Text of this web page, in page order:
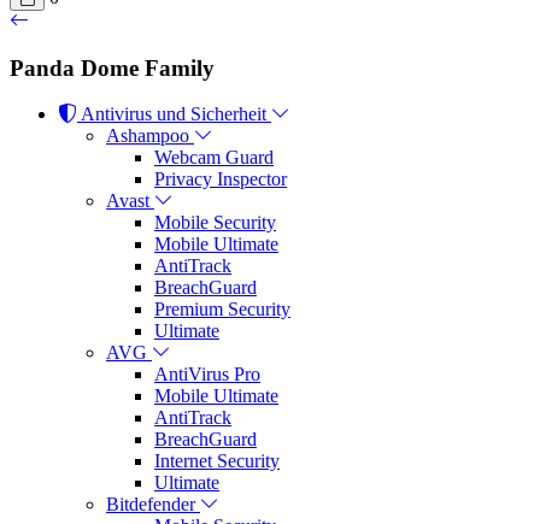
Panda Dome Family
Antivirus und Sicherheit
Ashampoo
Webcam Guard
Privacy Inspector
Avast
Mobile Security
Mobile Ultimate
AntiTrack
BreachGuard
Premium Security
Ultimate
AVG
AntiVirus Pro
Mobile Ultimate
AntiTrack
BreachGuard
Internet Security
Ultimate
Bitdefender